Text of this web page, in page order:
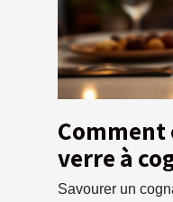
verre à
Savourer un